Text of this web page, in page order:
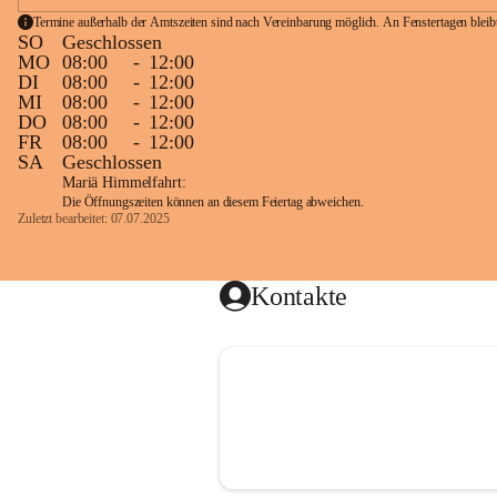
Termine außerhalb der Amtszeiten sind nach Vereinbarung möglich. An Fenstertagen
SO
Geschlossen
MO 08:00 - 12:00
DI
08:00 - 12:00
MI
08:00 - 12:00
DO
08:00 - 12:00
FR
08:00 - 12:00
SA
Geschlossen
Mariä Himmelfahrt:
Die Öffnungszeiten können an diesem Feiertag abweichen.
Zuletzt bearbeitet: 07.07.2025
Kontakte